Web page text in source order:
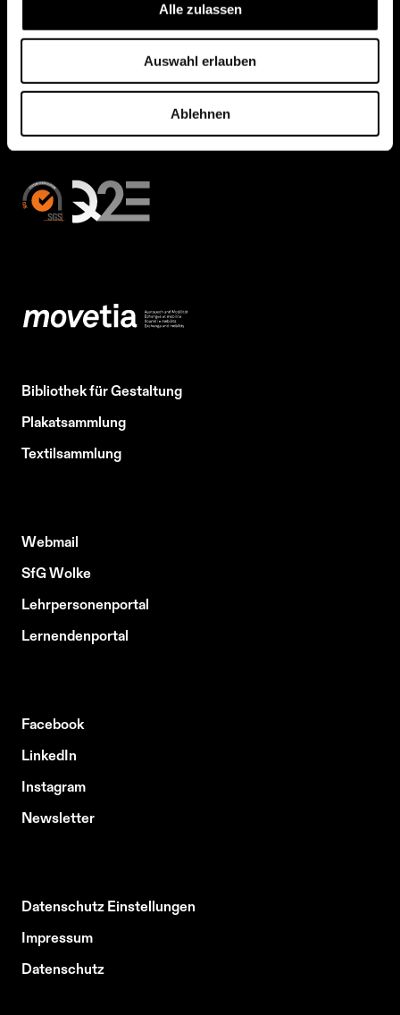
Alle zulassen
Auswahl erlauben
Ablehnen
Bibliothek für Gestaltung
Plakatsammlung
Textilsammlung
Webmail
SfG Wolke
Lehrpersonenportal
Lernendenportal
Facebook
LinkedIn
Instagram
Newsletter
Datenschutz Einstellungen
Impressum
Datenschutz